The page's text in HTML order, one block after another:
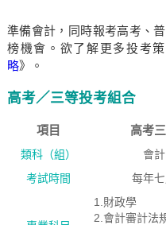
準備會計，同時報考高考、
榜機會。欲了解更多投考
略》。
高考／三等投考組合
項目 高考
類科（組） 會計
考試時間
每年七
1.財政學
2.會計審計法